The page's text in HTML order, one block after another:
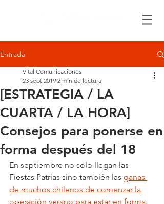
Entrada
[ESTRATEGIA / LA
CUARTA / LA HORA]
Consejos para ponerse en
forma después del 18
Vital Comunicaciones
23 sept 2019 2 min de lectura
En septiembre no solo llegan las
Fiestas Patrias sino también las ganas
de muchos chilenos de comenzar la
operación verano para estar en forma.